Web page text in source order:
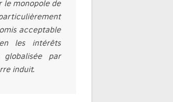
le monopole de
acceptable
les intérêts
par
induit.